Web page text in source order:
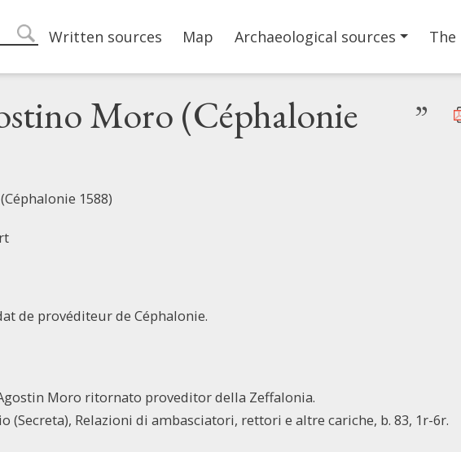
search
Main navigation
Written sources Map Archaeological sources
Moro (Céphalonie
”
1588)
de provéditeur de Céphalonie.
Moro ritornato proveditor della Zeffalonia.
(Secreta), Relazioni di ambasciatori, rettori e altre cariche, b. 83, 1r-6r.